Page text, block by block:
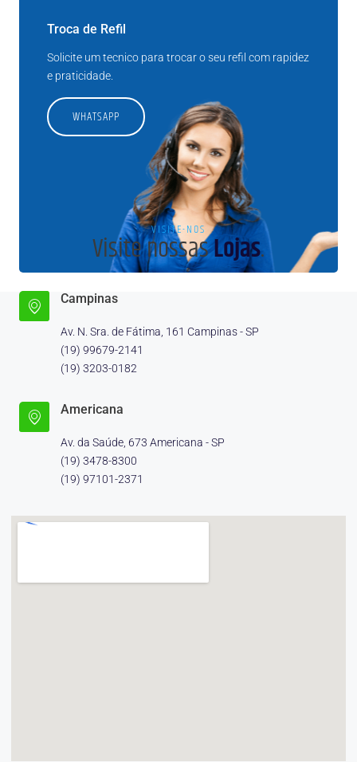
Troca de Refil
Solicite um tecnico para trocar o seu refil com rapidez
e praticidade.
WHATSAPP
Lojas VISITE-NOS
Visite nossasLojas.
Campinas
Av. N. Sra. de Fátima, 161 Campinas - SP
(19) 99679-2141
(19) 3203-0182
Americana
Av. da Saúde, 673 Americana - SP
(19) 3478-8300
(19) 97101-2371